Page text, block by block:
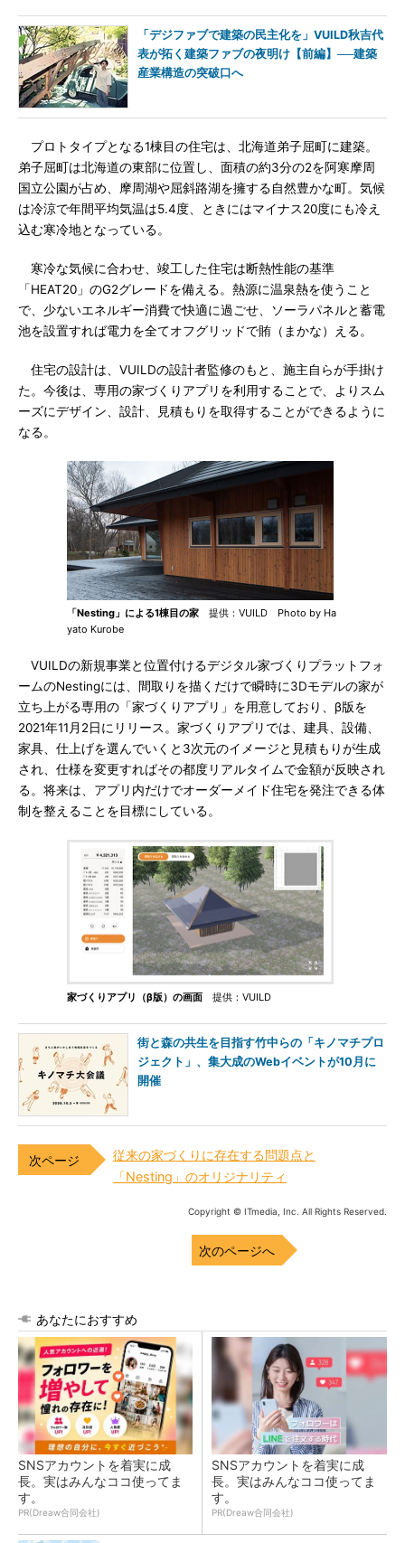
「デジファブで建築の民主化を」VUILD秋吉代
表が拓く建築ファブの夜明け【前編】──建築
産業構造の突破口へ
プロトタイプとなる1棟目の住宅は、北海道弟子屈町に建築。
弟子屈町は北海道の東部に位置し、面積の約3分の2を阿寒摩周
国立公園が占め、摩周湖や屈斜路湖を擁する自然豊かな町。気候
は冷涼で年間平均気温は5.4度、ときにはマイナス20度にも冷え
込む寒冷地となっている。
寒冷な気候に合わせ、竣工した住宅は断熱性能の基準
「HEAT20」のG2グレードを備える。熱源に温泉熱を使うこと
で、少ないエネルギー消費で快適に過ごせ、ソーラパネルと蓄電
池を設置すれば電力を全てオフグリッドで賄（まかな）える。
住宅の設計は、VUILDの設計者監修のもと、施主自らが手掛け
た。今後は、専用の家づくりアプリを利用することで、よりスム
ーズにデザイン、設計、見積もりを取得することができるように
なる。
「Nesting」による1棟目の家 提供：VUILD Photo by Ha
yato Kurobe
VUILDの新規事業と位置付けるデジタル家づくりプラットフォ
ームのNestingには、間取りを描くだけで瞬時に3Dモデルの家が
立ち上がる専用の「家づくりアプリ」を用意しており、β版を
2021年11月2日にリリース。家づくりアプリでは、建具、設備、
家具、仕上げを選んでいくと3次元のイメージと見積もりが生成
され、仕様を変更すればその都度リアルタイムで金額が反映され
る。将来は、アプリ内だけでオーダーメイド住宅を発注できる体
制を整えることを目標にしている。
家づくりアプリ（β版）の画面 提供：VUILD
街と森の共生を目指す竹中らの「キノマチプロ
ジェクト」、集大成のWebイベントが10月に
開催
従来の家づくりに存在する問題点と
「Nesting」のオリジナリティ
Copyright © ITmedia, Inc. All Rights Reserved.
次のページへ
あなたにおすすめ
SNSアカウントを着実に成
長。実はみんなココ使ってま
す。
PR(Dreaw合同会社)
SNSアカウントを着実に成
長。実はみんなココ使ってま
す。
PR(Dreaw合同会社)